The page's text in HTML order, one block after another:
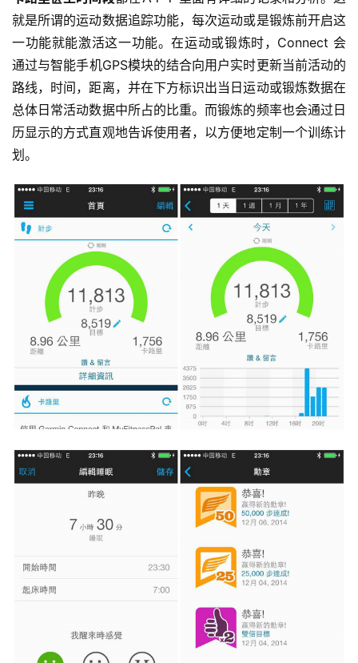
视
频
用
户
精
选
运
动
就是所谓的运动数据追踪功能，每次运动或是锻炼前开启这
一功能就能激活这一功能。在运动或锻炼时，Connect 会
通过与智能手机GPS模块的结合向用户实时更新当前活动的
路线，时间，距离，并在下方标识出当日运动或锻炼数据在
总体日常活动数据中所占的比重。而锻炼的频率也会通过日
历显示的方式直观地告诉使用者，以方便地定制一个训练计
划。